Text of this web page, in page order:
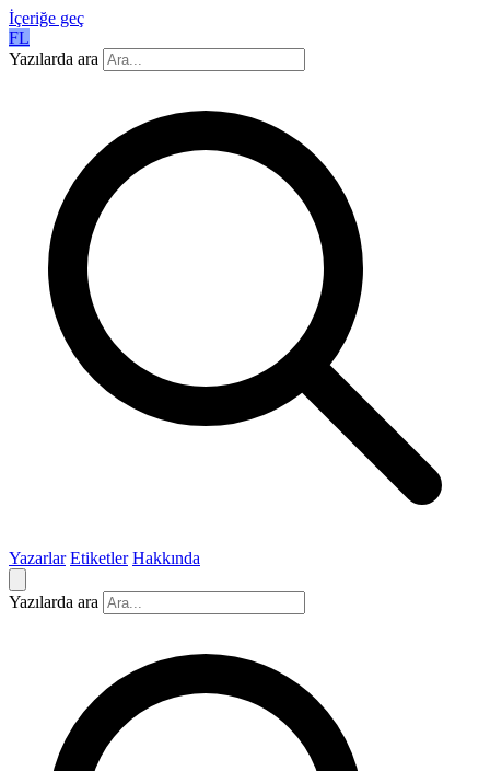
İçeriğe geç
FL
Yazılarda ara
Yazarlar Etiketler Hakkında
Yazılarda ara